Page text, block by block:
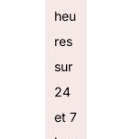
heu
res
sur
24
et 7